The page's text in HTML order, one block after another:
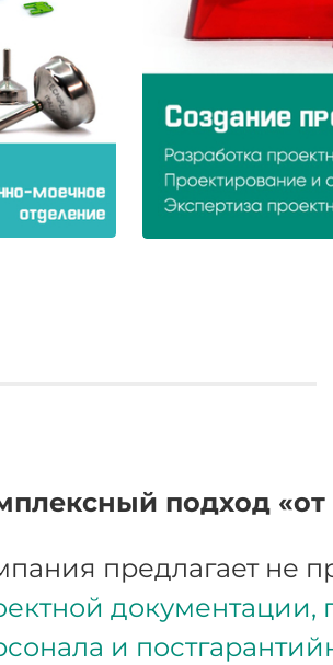
подход «от
предлагает не
документации,
и